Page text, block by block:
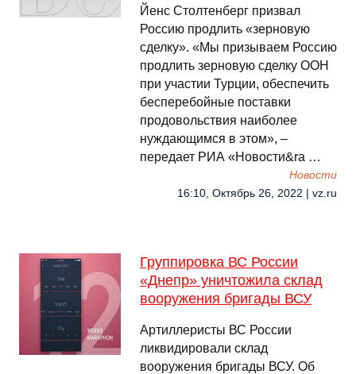
Йенс Столтенберг призвал
Россию продлить «зерновую
сделку». «Мы призываем Россию
продлить зерновую сделку ООН
при участии Турции, обеспечить
бесперебойные поставки
продовольствия наиболее
нуждающимся в этом», –
передает РИА «Новости&ra …
Новости
16:10, Октябрь 26, 2022 | vz.ru
Группировка ВС России
«Днепр» уничтожила склад
вооружения бригады ВСУ
Артиллеристы ВС России
ликвидировали склад
вооружения бригады ВСУ. Об